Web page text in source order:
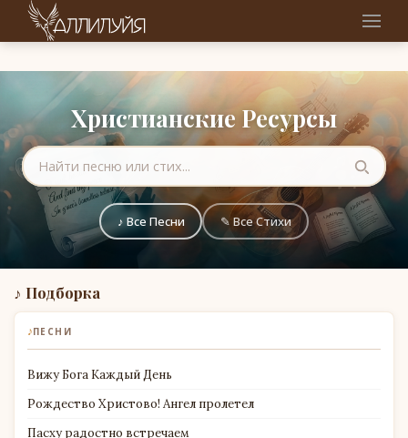
Христианские Ресурсы
♪ Все Песни ✎ Все Стихи
♪ Подборка
♪ПЕСНИ
Вижу Бога Каждый День
Рождество Христово! Ангел пролетел
Пасху радостно встречаем